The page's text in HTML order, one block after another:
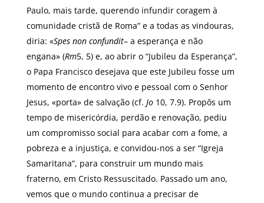
Paulo, mais tarde, querendo infundir coragem à
comunidade cristã de Roma” e a todas as vindouras,
diria: «Spes non confundit– a esperança e não
engana» (Rm5, 5) e, ao abrir o “Jubileu da Esperança”,
o Papa Francisco desejava que este Jubileu fosse um
momento de encontro vivo e pessoal com o Senhor
Jesus, «porta» de salvação (cf. Jo10, 7.9). Propôs um
tempo de misericórdia, perdão e renovação, pediu
um compromisso social para acabar com a fome, a
pobreza e a injustiça, e convidou-nos a ser “Igreja
Samaritana”, para construir um mundo mais
fraterno, em Cristo Ressuscitado. Passado um ano,
vemos que o mundo continua a precisar de